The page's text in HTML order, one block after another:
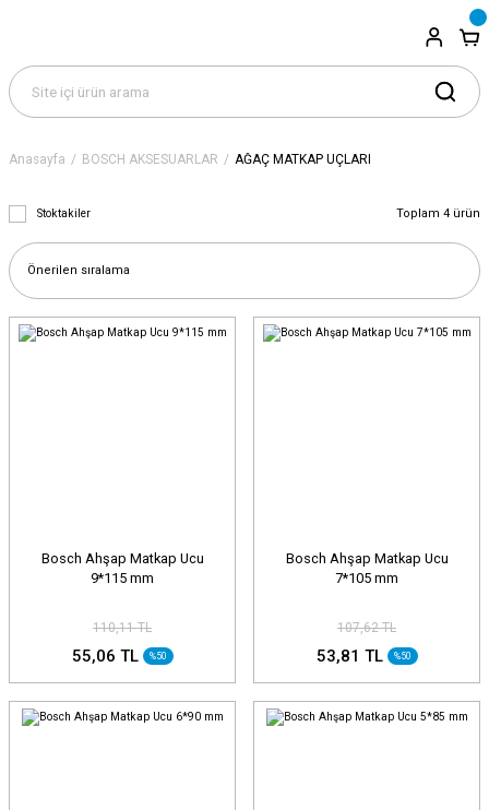
Anasayfa BOSCH AKSESUARLAR AĞAÇ MATKAP UÇLARI
Stoktakiler Toplam 4 ürün
Bosch Ahşap Matkap Ucu
9*115 mm
110,11 TL
55,06 TL %50
Bosch Ahşap Matkap Ucu
7*105 mm
107,62 TL
53,81 TL %50